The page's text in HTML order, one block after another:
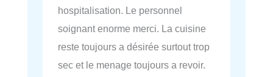
hospitalisation. Le personnel
soignant enorme merci. La cuisine
reste toujours a désirée surtout trop
sec et le menage toujours a revoir.